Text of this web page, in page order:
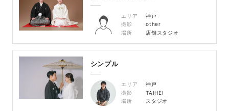
エリア
神戸
撮影
other
場所
店舗スタジオ
シンプル
エリア
神戸
撮影
TAIHEI
場所
スタジオ